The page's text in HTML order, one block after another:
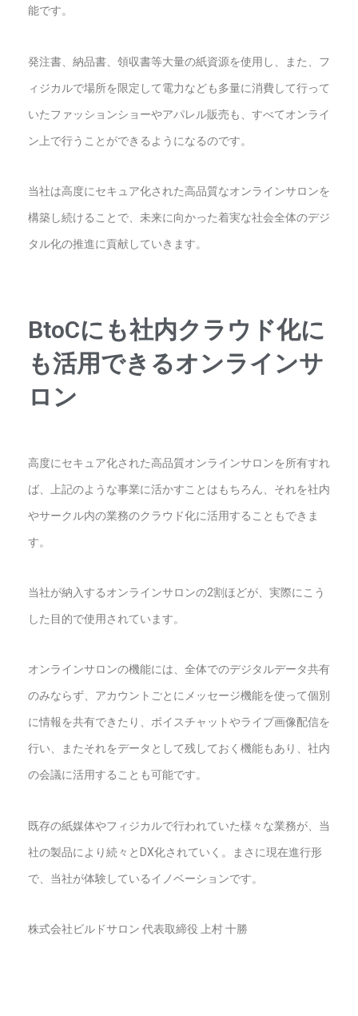
能です。
発注書、納品書、領収書等大量の紙資源を使用し、また、フ
ィジカルで場所を限定して電力なども多量に消費して行って
いたファッションショーやアパレル販売も、すべてオンライ
ン上で行うことができるようになるのです。
当社は高度にセキュア化された高品質なオンラインサロンを
構築し続けることで、未来に向かった着実な社会全体のデジ
タル化の推進に貢献していきます。
BtoCにも社内クラウド化に
も活用できるオンラインサ
ロン
高度にセキュア化された高品質オンラインサロンを所有すれ
ば、上記のような事業に活かすことはもちろん、それを社内
やサークル内の業務のクラウド化に活用することもできま
す。
当社が納入するオンラインサロンの2割ほどが、実際にこう
した目的で使用されています。
オンラインサロンの機能には、全体でのデジタルデータ共有
のみならず、アカウントごとにメッセージ機能を使って個別
に情報を共有できたり、ボイスチャットやライブ画像配信を
行い、またそれをデータとして残しておく機能もあり、社内
の会議に活用することも可能です。
既存の紙媒体やフィジカルで行われていた様々な業務が、当
社の製品により続々とDX化されていく。まさに現在進行形
で、当社が体験しているイノベーションです。
株式会社ビルドサロン 代表取締役 上村 十勝